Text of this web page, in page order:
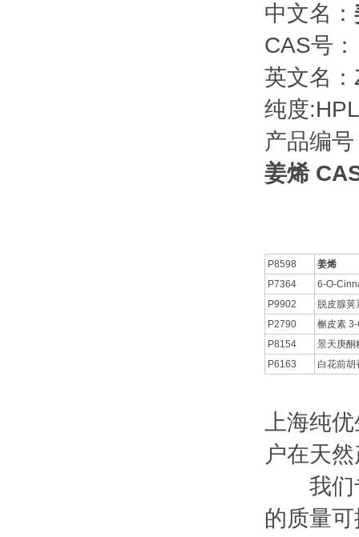
中文名：
CAS号
英文名
纯度
产品编
姜烯
P8598
姜烯
P7364
6-O-
P9902
脱皮腺荚
P2790
槲皮素
P8154
景天庚酮
P6163
白花前胡
上海纯
户在天
我们专
的质量